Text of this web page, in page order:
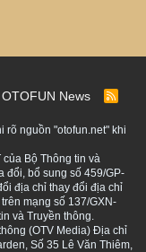
OTOFUN News
R
S
rõ nguồn "otofun.net" khi
Bộ Thông tin và
đổi, bổ sung số 459/GP-
địa chỉ thay đổi địa chỉ
mạng số 137/GXN-
và Truyền thông.
(OTV Media) Địa chỉ
Số 35 Lê Văn Thiêm,